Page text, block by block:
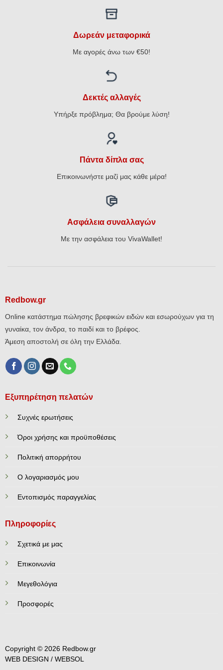
Δωρεάν μεταφορικά
Με αγορές άνω των €50!
Δεκτές αλλαγές
Υπήρξε πρόβλημα; Θα βρούμε λύση!
Πάντα δίπλα σας
Επικοινωνήστε μαζί μας κάθε μέρα!
Ασφάλεια συναλλαγών
Με την ασφάλεια του VivaWallet!
Redbow.gr
Online κατάστημα πώλησης βρεφικών ειδών και εσωρούχων για τη
γυναίκα, τον άνδρα, το παιδί και το βρέφος.
Άμεση αποστολή σε όλη την Ελλάδα.
Εξυπηρέτηση πελατών
Συχνές ερωτήσεις
Όροι χρήσης και προϋποθέσεις
Πολιτική απορρήτου
Ο λογαριασμός μου
Εντοπισμός παραγγελίας
Πληροφορίες
Σχετικά με μας
Επικοινωνία
Mεγεθολόγια
Προσφορές
Copyright © 2026 Redbow.gr
WEB DESIGN / WEBSOL